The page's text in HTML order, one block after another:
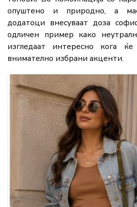
опуштено и природно, а
додатоци внесуваат доза
одличен пример како
изгледаат интересно кога
внимателно избрани акценти.